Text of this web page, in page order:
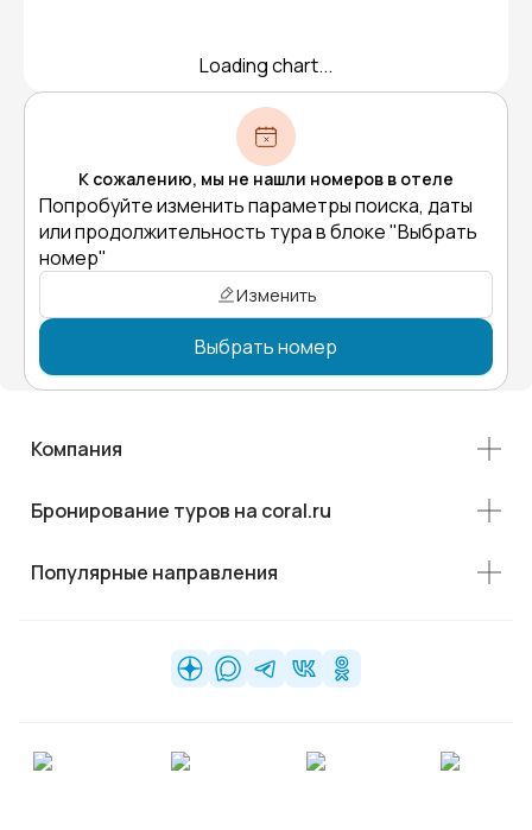
Loading chart...
К сожалению, мы не нашли номеров в отеле
Попробуйте изменить параметры поиска, даты
или продолжительность тура в блоке "Выбрать
номер"
Изменить
Выбрать номер
Компания
Бронирование туров на coral.ru
Популярные направления